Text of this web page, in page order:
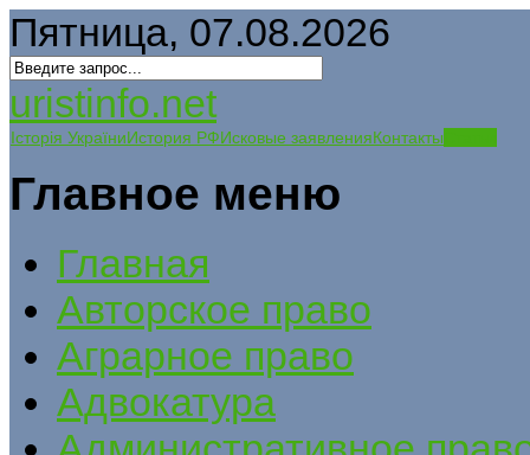
Пятница, 07.08.2026
uristinfo.net
Історія УкраїниИстория РФИсковые заявленияКонтакты
Главное меню
Главная
Авторское право
Аграрное право
Адвокатура